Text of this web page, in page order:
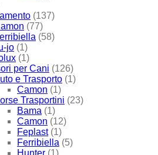
(137)
(77)
(58)
jo (1)
(1)
per Cani (126)
e Trasporto (1)
Camon (1)
Trasportini (23)
Bama (1)
Camon (12)
Feplast (1)
Ferribiella (5)
Hunter (1)